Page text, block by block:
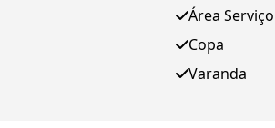
Área Serviço
Copa
Varanda